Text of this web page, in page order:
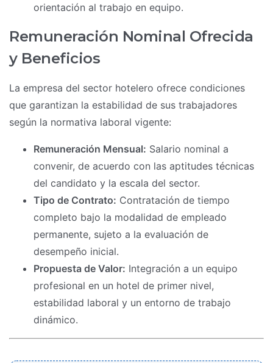
orientación al trabajo en equipo.
Remuneración Nominal Ofrecida
y Beneficios
La empresa del sector hotelero ofrece condiciones
que garantizan la estabilidad de sus trabajadores
según la normativa laboral vigente:
Remuneración Mensual: Salario nominal a
convenir, de acuerdo con las aptitudes técnicas
del candidato y la escala del sector.
Tipo de Contrato: Contratación de tiempo
completo bajo la modalidad de empleado
permanente, sujeto a la evaluación de
desempeño inicial.
Propuesta de Valor: Integración a un equipo
profesional en un hotel de primer nivel,
estabilidad laboral y un entorno de trabajo
dinámico.